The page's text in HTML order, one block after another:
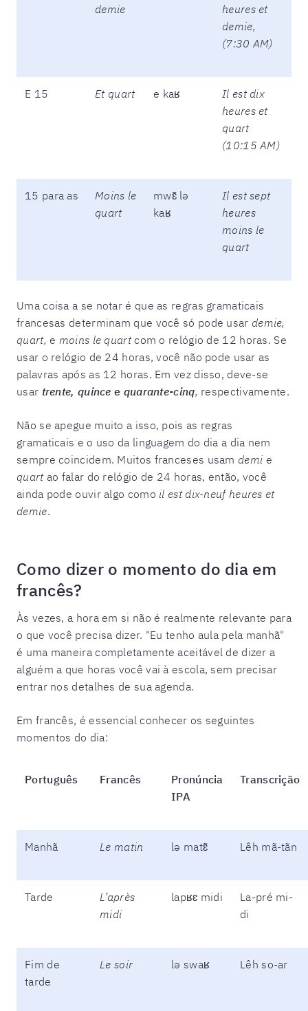
demie
heures et
demie,
(7:30 AM)
E 15 Et quart e kaʁ
Il est dix
heures et
quart
(10:15 AM)
15 para as
Moins le
quart
mwɛ̃ lə
kaʁ
Il est sept
heures
moins le
quart
Uma coisa a se notar é que as regras gramaticais
francesas determinam que você só pode usar demie,
quart, e moins le quartcom o relógio de 12 horas. Se
usar o relógio de 24 horas, você não pode usar as
palavras após as 12 horas. Em vez disso, deve-se
usar trente, quince e quarante-cinq, respectivamente.
Não se apegue muito a isso, pois as regras
gramaticais e o uso da linguagem do dia a dia nem
sempre coincidem. Muitos franceses usam demi e
quartao falar do relógio de 24 horas, então, você
ainda pode ouvir algo como il est dix-neuf heures et
demie.
Como dizer o momento do dia em
francês?
Às vezes, a hora em si não é realmente relevante para
o que você precisa dizer. "Eu tenho aula pela manhã"
é uma maneira completamente aceitável de dizer a
alguém a que horas você vai à escola, sem precisar
entrar nos detalhes de sua agenda.
Em francês, é essencial conhecer os seguintes
momentos do dia:
Português Francês
Pronúncia
IPA
Transcrição
Manhã Le matin lə matɛ̃ Lêh mã-tãn
Tarde
L’après
midi
lapʁɛ midi
La-pré mi-
di
Fim de
tarde
Le soir lə swaʁ Lêh so-ar